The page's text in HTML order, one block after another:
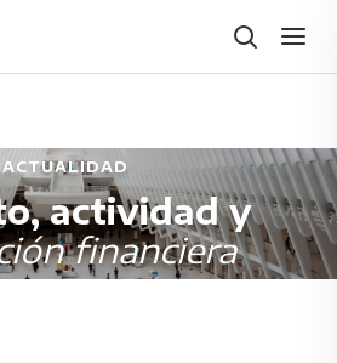
ACTUALIDAD
actividad y
financiera